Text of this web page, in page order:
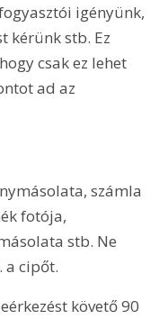
igényünk,
kérünk stb. Ez
csak ez lehet
ad az
számla
fotója,
stb. Ne
a cipőt.
követő 90